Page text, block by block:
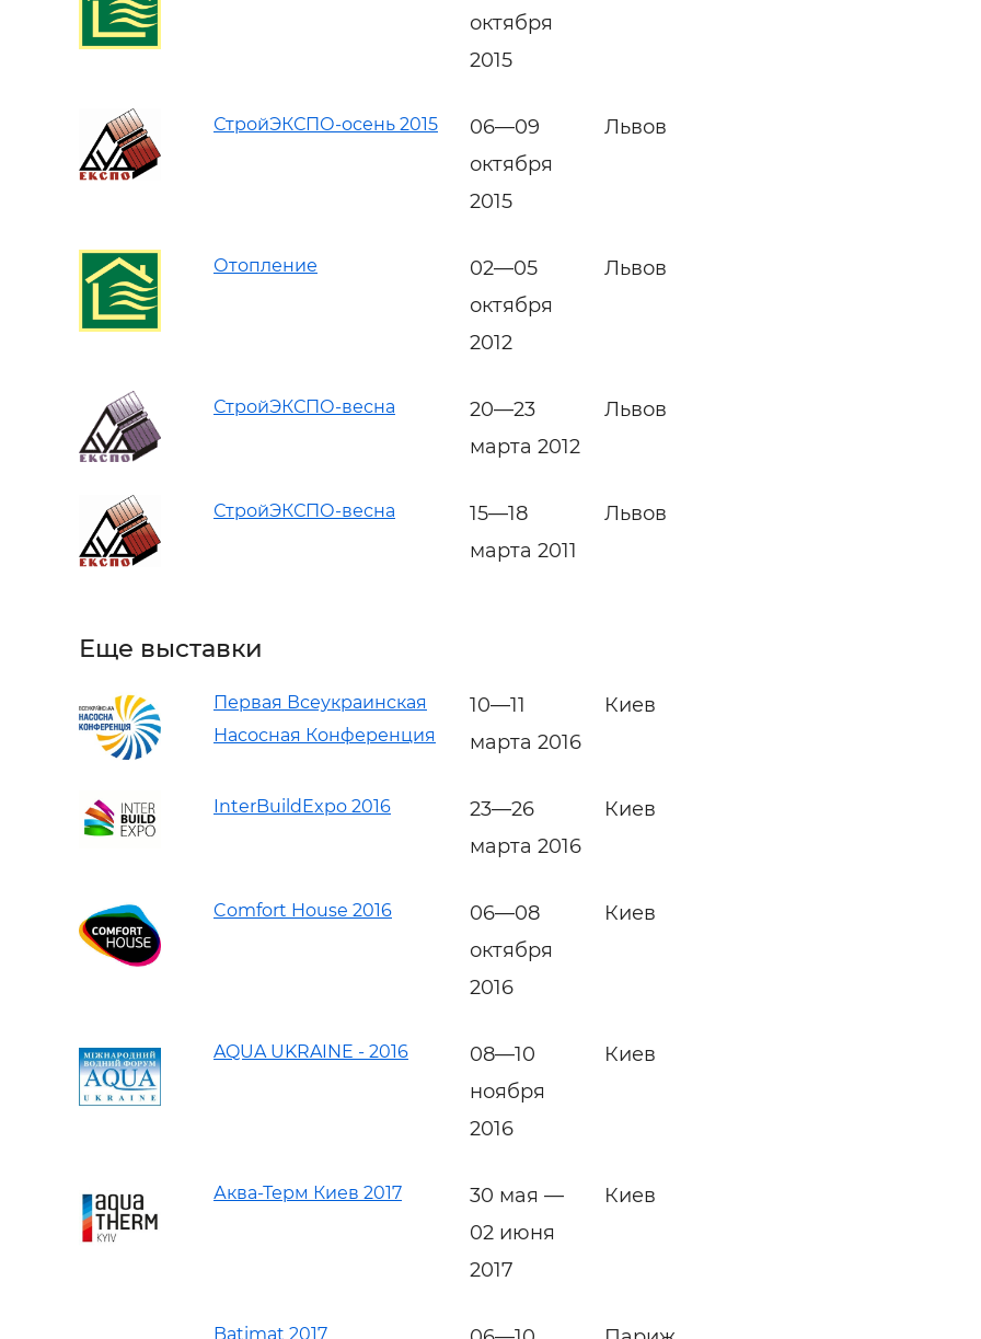
октября
2015
СтройЭКСПО-осень 2015
06—09
октября
2015
Львов
Отопление
02—05
октября
2012
Львов
СтройЭКСПО-весна
20—23
марта 2012
Львов
СтройЭКСПО-весна
15—18
марта 2011
Львов
Еще выставки
Первая Всеукраинская
Насосная Конференция
10—11
марта 2016
Киев
InterBuildExpo 2016
23—26
марта 2016
Киев
Comfort House 2016
06—08
октября
2016
Киев
AQUA UKRAINE - 2016
08—10
ноября
2016
Киев
Аква-Терм Киев 2017
30 мая —
02 июня
2017
Киев
Batimat 2017